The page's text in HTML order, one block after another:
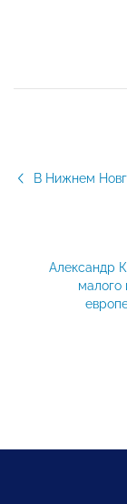
В Нижнем
Александр
малого